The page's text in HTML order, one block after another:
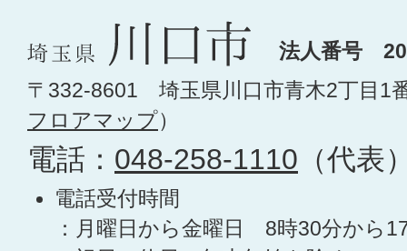
法人番号
〒332-8601 埼玉県川口市青木2丁目1
フロアマップ）
電話： 048-258-1110 （代表
電話受付時間
：月曜日から金曜日 8時30分から